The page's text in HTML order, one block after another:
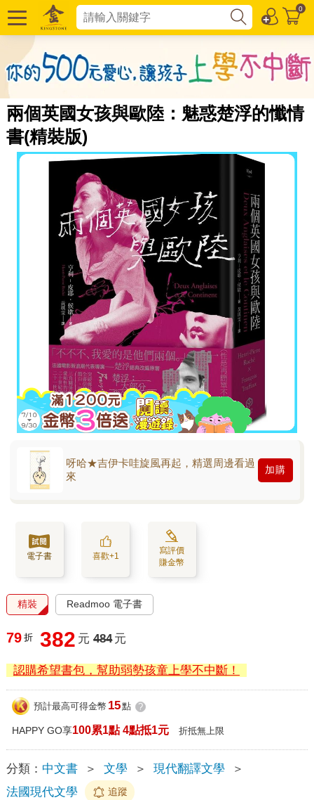
0
兩個英國女孩與歐陸：魅惑楚浮的懺情
書(精裝版)
呀哈★吉伊卡哇旋風再起，精選周邊看過
來
加購
電子書 喜歡+1
寫評價
賺金幣
精裝 Readmoo 電子書
79 折 382 元 484 元
認購希望書包，幫助弱勢孩童上學不中斷！
預計最高可得金幣 15點 ?
HAPPY GO享100累1點 4點抵1元 折抵無上限
分類： 中文書 ＞ 文學 ＞ 現代翻譯文學
＞
法國現代文學
追蹤